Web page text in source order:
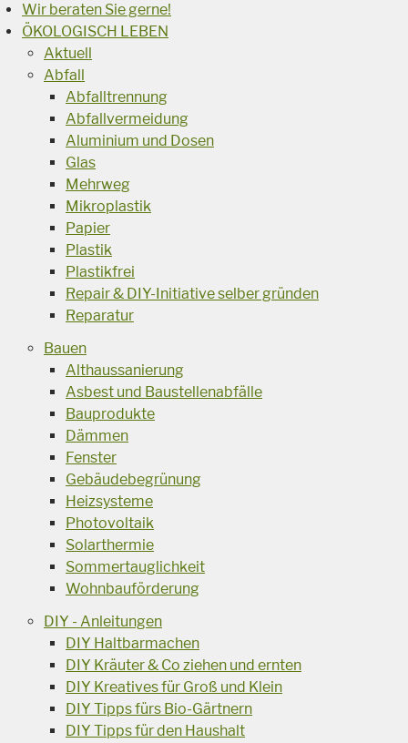
Wir beraten Sie gerne!
ÖKOLOGISCH LEBEN
Aktuell
Abfall
Abfalltrennung
Abfallvermeidung
Aluminium und Dosen
Glas
Mehrweg
Mikroplastik
Papier
Plastik
Plastikfrei
Repair & DIY-Initiative selber gründen
Reparatur
Bauen
Althaussanierung
Asbest und Baustellenabfälle
Bauprodukte
Dämmen
Fenster
Gebäudebegrünung
Heizsysteme
Photovoltaik
Solarthermie
Sommertauglichkeit
Wohnbauförderung
DIY - Anleitungen
DIY Haltbarmachen
DIY Kräuter & Co ziehen und ernten
DIY Kreatives für Groß und Klein
DIY Tipps fürs Bio-Gärtnern
DIY Tipps für den Haushalt